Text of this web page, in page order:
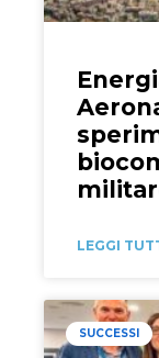
LEGGI
SUCCESSI